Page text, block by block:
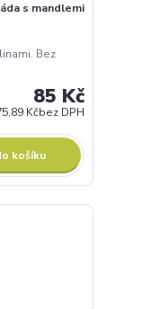
s mandlemi
Bez
85 Kč
Kčbez DPH
košíku